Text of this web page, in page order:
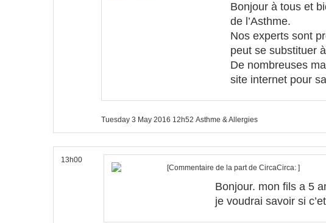
Bonjour à tous et
de l’Asthme.
Nos experts sont
peut se substituer
De nombreuses
site internet pour
Tuesday 3 May 2016 12h52 Asthme & Allergies
13h00
[Commentaire de la part de CircaCirca: ]
Bonjour. mon fils a 5
je voudrai savoir si